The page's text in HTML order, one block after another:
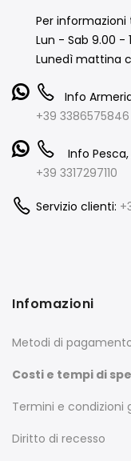
Per
Lun - Sab 9.00 -
Lunedì mattina
Info
+39 3386575846
Info
+39 3317297110
Servizio clienti:
Infomazioni
Metodi di
Costi e tempi di
Termini e condizioni
Diritto di recesso